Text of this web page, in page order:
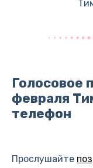
Голосовое
февраля
телефон
Прослушайте